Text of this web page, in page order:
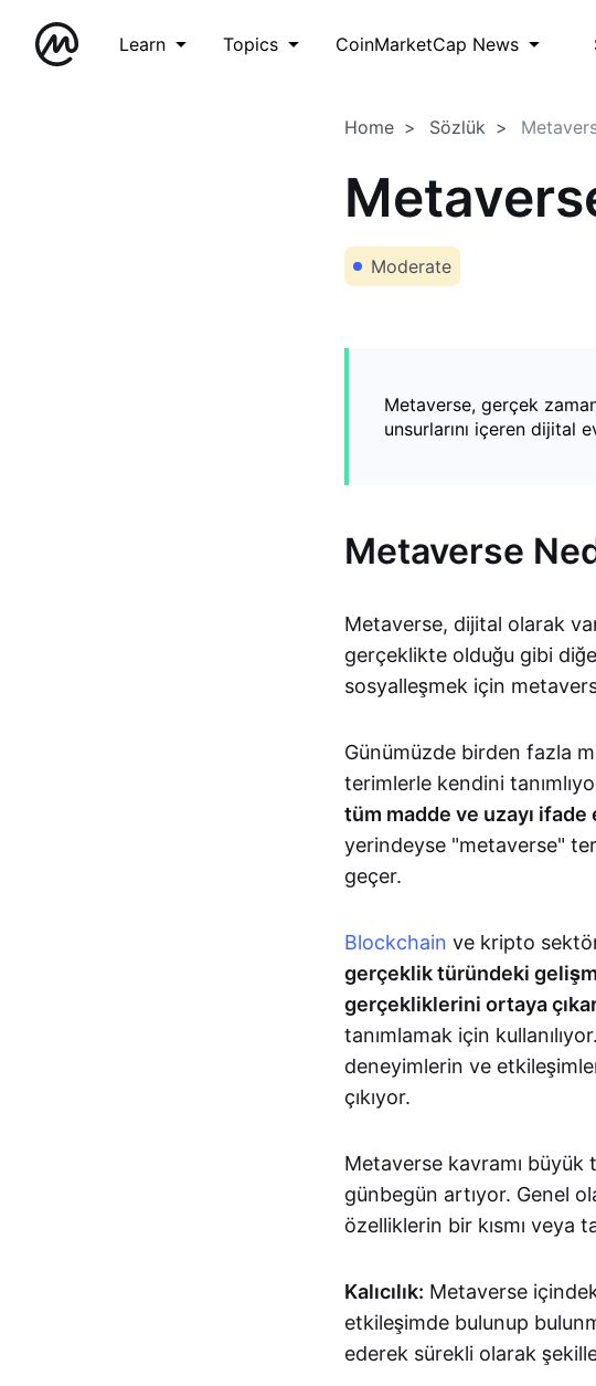
Learn Topics CoinMarketCap News
Home Sözlük
Moderate
Metaverse, gerçek
unsurlarını içeren dijital
Metaverse
Metaverse, dijital olarak
gerçeklikte olduğu gibi
sosyalleşmek için
Günümüzde birden fazla
terimlerle kendini
tüm madde ve uzayı
yerindeyse "metaverse"
geçer.
Blockchain ve kripto
gerçeklik türündeki
gerçekliklerini ortaya
tanımlamak için
deneyimlerin ve
çıkıyor.
Metaverse kavramı
günbegün artıyor. Genel
özelliklerin bir kısmı veya
Kalıcılık: Metaverse
etkileşimde bulunup
ederek sürekli olarak